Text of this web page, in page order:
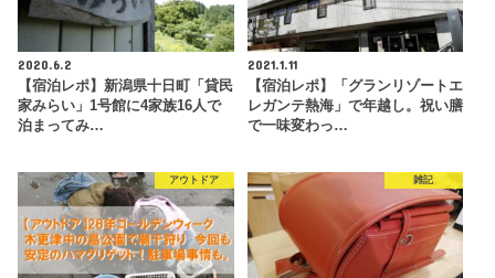
2020.6.2
【宿泊レポ】新潟県十日町「貸民
家みらい」1号館に4家族16人で
泊まってみ…
2021.1.11
【宿泊レポ】「グランリゾートエ
レガンテ熱海」で年越し。祝い膳
で一味変わっ…
アウトドア 雑記